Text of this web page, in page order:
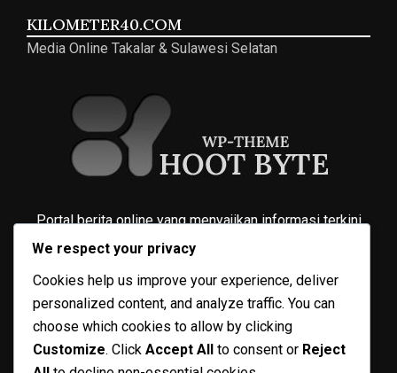
KILOMETER40.COM
Media Online Takalar & Sulawesi Selatan
Portal berita online yang menyajikan informasi terkini
seputar Takalar, Sulawesi Selatan, dan nasional. Berdiri
Makassar.
TENTANG KAMI
COMPANY LINKS
We respect your privacy
Cookies help us improve your experience, deliver
personalized content, and analyze traffic. You can
choose which cookies to allow by clicking
Customize. Click Accept All to consent or Reject